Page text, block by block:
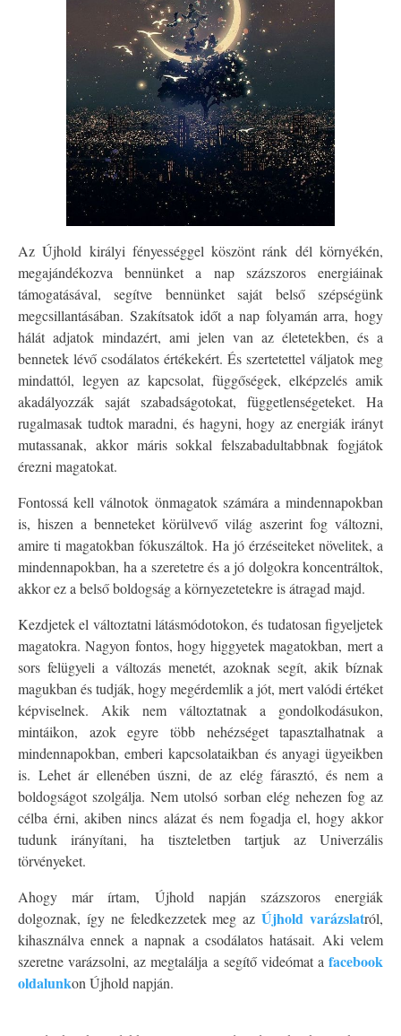
Az Újhold királyi fényességgel köszönt ránk dél környékén,
megajándékozva bennünket a nap százszoros energiáinak
támogatásával, segítve bennünket saját belső szépségünk
megcsillantásában. Szakítsatok időt a nap folyamán arra, hogy
hálát adjatok mindazért, ami jelen van az életetekben, és a
bennetek lévő csodálatos értékekért. És szertetettel váljatok meg
mindattól, legyen az kapcsolat, függőségek, elképzelés amik
akadályozzák saját szabadságotokat, függetlenségeteket. Ha
rugalmasak tudtok maradni, és hagyni, hogy az energiák irányt
mutassanak, akkor máris sokkal felszabadultabbnak fogjátok
érezni magatokat.
Fontossá kell válnotok önmagatok számára a mindennapokban
is, hiszen a benneteket körülvevő világ aszerint fog változni,
amire ti magatokban fókuszáltok. Ha jó érzéseiteket növelitek, a
mindennapokban, ha a szeretetre és a jó dolgokra koncentráltok,
akkor ez a belső boldogság a környezetetekre is átragad majd.
Kezdjetek el változtatni látásmódotokon, és tudatosan figyeljetek
magatokra. Nagyon fontos, hogy higgyetek magatokban, mert a
sors felügyeli a változás menetét, azoknak segít, akik bíznak
magukban és tudják, hogy megérdemlik a jót, mert valódi értéket
képviselnek. Akik nem változtatnak a gondolkodásukon,
mintáikon, azok egyre több nehézséget tapasztalhatnak a
mindennapokban, emberi kapcsolataikban és anyagi ügyeikben
is. Lehet ár ellenében úszni, de az elég fárasztó, és nem a
boldogságot szolgálja. Nem utolsó sorban elég nehezen fog az
célba érni, akiben nincs alázat és nem fogadja el, hogy akkor
tudunk irányítani, ha tiszteletben tartjuk az Univerzális
törvényeket.
Ahogy már írtam, Újhold napján százszoros energiák
dolgoznak, így ne feledkezzetek meg azÚjhold varázslatról,
kihasználva ennek a napnak a csodálatos hatásait. Aki velem
szeretne varázsolni, az megtalálja a segítő videómat a facebook
oldalunkon Újhold napján.